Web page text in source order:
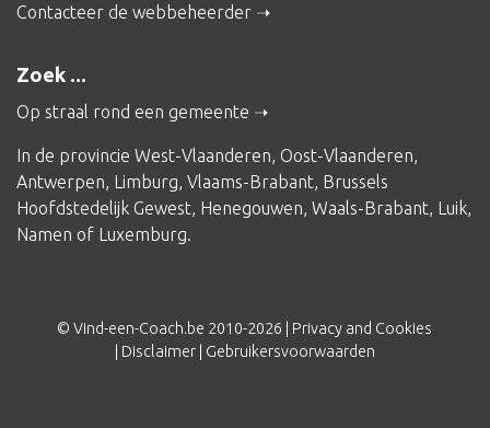
Contacteer de webbeheerder
Zoek ...
Op straal rond een gemeente
In de provincie West-Vlaanderen Oost-Vlaanderen
Antwerpen Limburg Vlaams-Brabant Brussels
Hoofdstedelijk Gewest Henegouwen Waals-Brabant Luik
Namen of Luxemburg
© Vind-een-Coach.be 2010-2026 | Privacy and Cookies
| Disclaimer| Gebruikersvoorwaarden